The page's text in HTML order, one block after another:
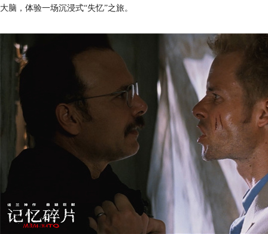
大脑，体验一场沉浸式“失忆”之旅。